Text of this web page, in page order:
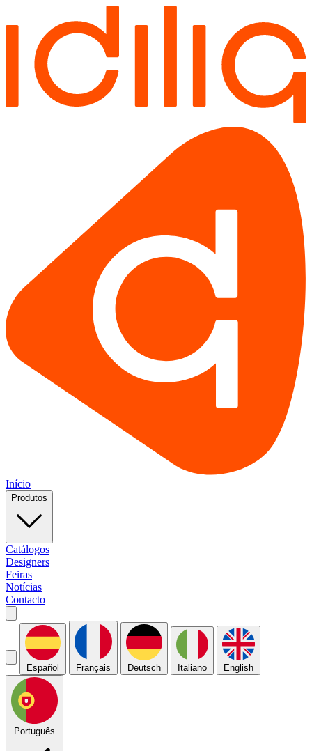
Início
Produtos
Catálogos
Designers
Feiras
Notícias
Contacto
Español Français Deutsch Italiano English
Português